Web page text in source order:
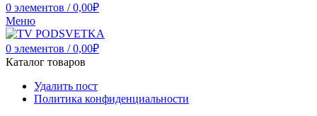
0 элементов / 0,00₽
Меню
0 элементов / 0,00₽
Каталог товаров
Удалить пост
Политика конфиденциальности